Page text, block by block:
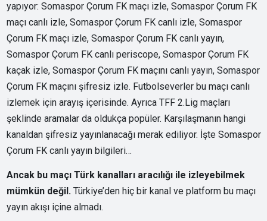
yapıyor: Somaspor Çorum FK maçı izle, Somaspor Çorum FK
maçı canlı izle, Somaspor Çorum FK canlı izle, Somaspor
Çorum FK maçı izle, Somaspor Çorum FK canlı yayın,
Somaspor Çorum FK canlı periscope, Somaspor Çorum FK
kaçak izle, Somaspor Çorum FK maçını canlı yayın, Somaspor
Çorum FK maçını şifresiz izle. Futbolseverler bu maçı canlı
izlemek için arayış içerisinde. Ayrıca TFF 2.Lig maçları
şeklinde aramalar da oldukça popüler. Karşılaşmanın hangi
kanaldan şifresiz yayınlanacağı merak ediliyor. İşte Somaspor
Çorum FK canlı yayın bilgileri…
Ancak bu maçı Türk kanalları aracılığı ile izleyebilmek
mümkün değil. Türkiye’den hiç bir kanal ve platform bu maçı
yayın akışı içine almadı.